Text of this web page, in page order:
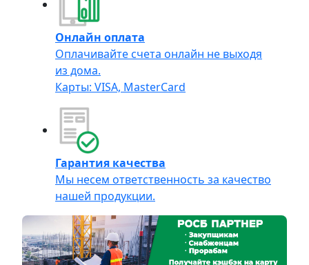
Онлайн оплата
Оплачивайте счета онлайн не выходя
из дома.
Карты: VISA, MasterCard
Гарантия качества
Мы несем ответственность за качество
нашей продукции.